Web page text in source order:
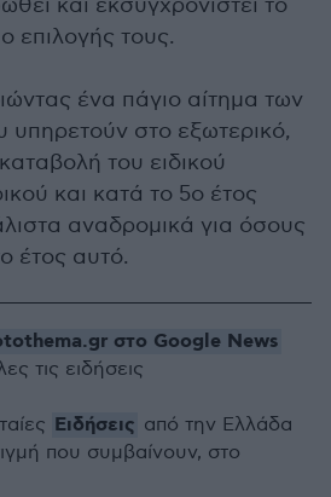
και εκσυγχρονιστεί το
επιλογής τους.
ένα πάγιο αίτημα των
υπηρετούν στο εξωτερικό,
του ειδικού
και κατά το 5ο έτος
αναδρομικά για όσους
έτος αυτό.
στο Google News
τις ειδήσεις
Ειδήσεις από την Ελλάδα
που συμβαίνουν, στο